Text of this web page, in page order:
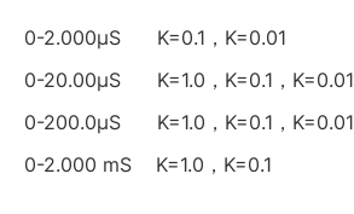
0-2.000μS K=0.1，K=0.01
0-20.00μS K=1.0，K=0.1，K=0.01
0-200.0μS K=1.0，K=0.1，K=0.01
0-2.000 mS K=1.0，K=0.1